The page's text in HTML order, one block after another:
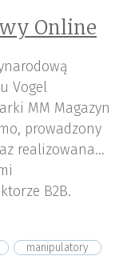
Online
Vogel
MM Magazyn
prowadzony
realizowana
B2B.
manipulatory